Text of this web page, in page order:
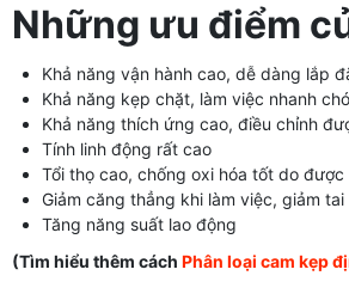
Những ưu điểm
Khả năng vận hành cao, dễ dàng lắp
Khả năng kẹp chặt, làm việc nhanh
Khả năng thích ứng cao, điều chỉnh
Tính linh động rất cao
Tổi thọ cao, chống oxi hóa tốt do
Giảm căng thẳng khi làm việc, giảm
Tăng năng suất lao động
(Tìm hiểu thêm cách Phân loại cam kẹp